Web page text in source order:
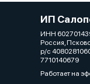
ИП
ИНН
Россия,
р/с
7710140679
Работает на